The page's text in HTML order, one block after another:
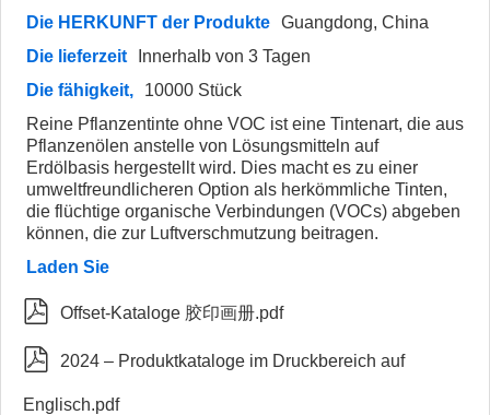
Die HERKUNFT der Produkte Guangdong, China
Die lieferzeit
Innerhalb von 3 Tagen
Die fähigkeit,
10000 Stück
Reine Pflanzentinte ohne VOC ist eine Tintenart, die aus
Pflanzenölen anstelle von Lösungsmitteln auf
Erdölbasis hergestellt wird. Dies macht es zu einer
umweltfreundlicheren Option als herkömmliche Tinten,
die flüchtige organische Verbindungen (VOCs) abgeben
können, die zur Luftverschmutzung beitragen.
Laden Sie
 Offset-Kataloge 胶印画册.pdf
 2024 – Produktkataloge im Druckbereich auf
Englisch.pdf